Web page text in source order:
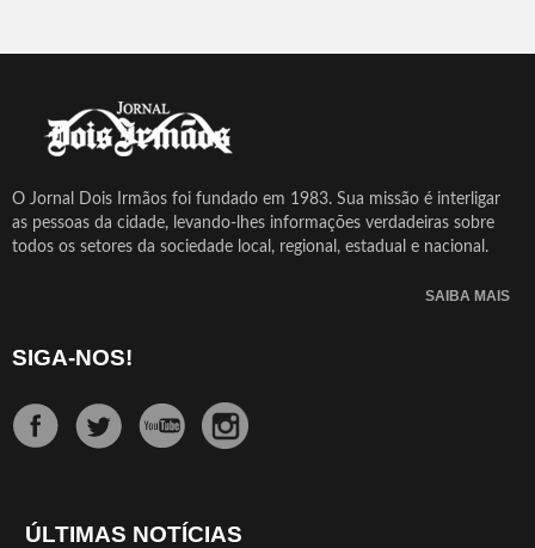
O Jornal Dois Irmãos foi fundado em 1983. Sua missão é interligar
as pessoas da cidade, levando-lhes informações verdadeiras sobre
todos os setores da sociedade local, regional, estadual e nacional.
SAIBA MAIS
SIGA-NOS!
ÚLTIMAS NOTÍCIAS